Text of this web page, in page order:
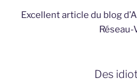
Excellent article du blog
Réseau-
Des